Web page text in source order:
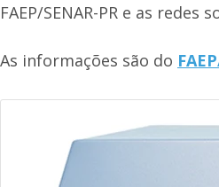
FAEP/SENAR-PR e as redes
As informações são do